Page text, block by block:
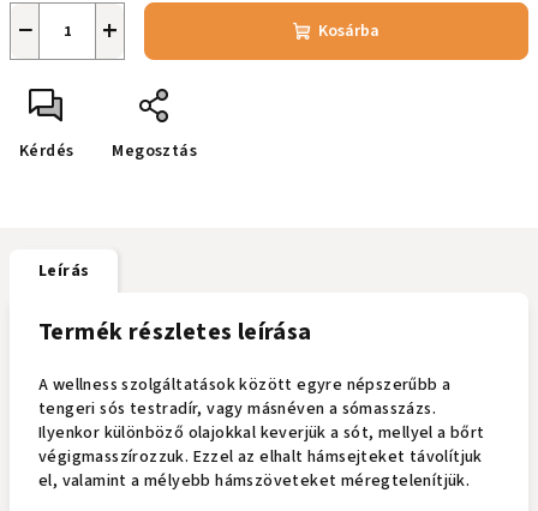
+
− Kosárba
Kérdés Megosztás
Leírás
Termék részletes leírása
A wellness szolgáltatások között egyre népszerűbb a
tengeri sós testradír, vagy másnéven a sómasszázs.
Ilyenkor különböző olajokkal keverjük a sót, mellyel a bőrt
végigmasszírozzuk. Ezzel az elhalt hámsejteket távolítjuk
el, valamint a mélyebb hámszöveteket méregtelenítjük.